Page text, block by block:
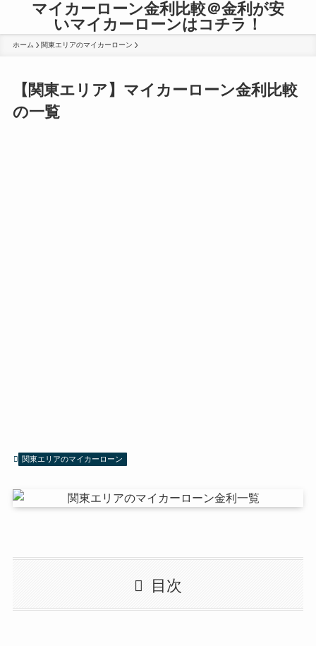
マイカーローン金利比較＠金利が安
いマイカーローンはコチラ！
ホーム 関東エリアのマイカーローン
【関東エリア】マイカーローン金利比較
の一覧
関東エリアのマイカーローン
目次